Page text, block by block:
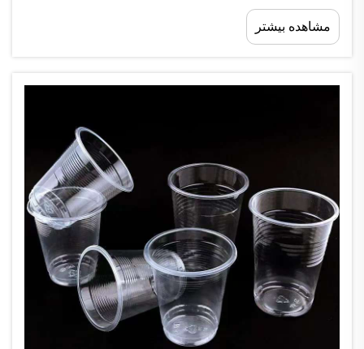
راهکارهای بسته‌بندی سازگان با محیط زیست هستند،
بدون آنکه کیفیت یا کارایی را قربانی کنند. با شدت گرفتن
مقررات زیست‌محیطی و افزایش تقاضای
نقشی اساسی در صنعت ایفا می‌کنند...
مشاهده بیشتر